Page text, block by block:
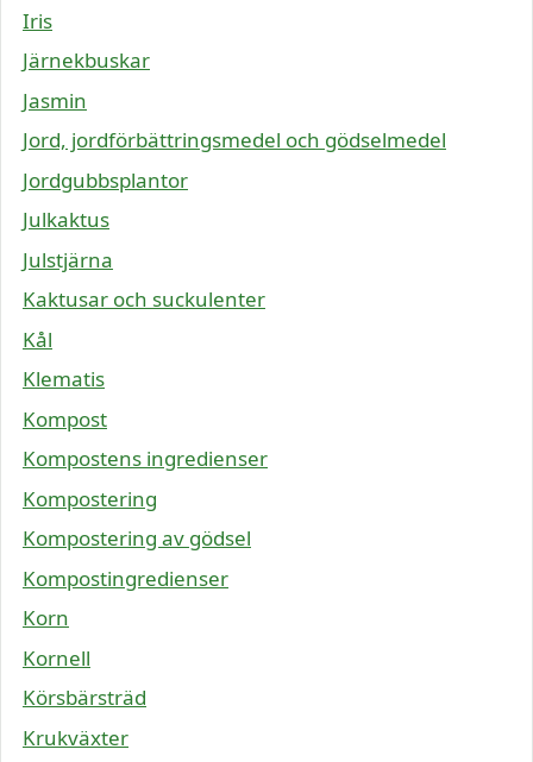
Iris
Järnekbuskar
Jasmin
Jord, jordförbättringsmedel och gödselmedel
Jordgubbsplantor
Julkaktus
Julstjärna
Kaktusar och suckulenter
Kål
Klematis
Kompost
Kompostens ingredienser
Kompostering
Kompostering av gödsel
Kompostingredienser
Korn
Kornell
Körsbärsträd
Krukväxter